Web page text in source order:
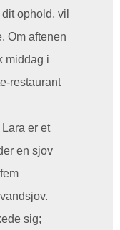
ophold, vil
Om aftenen
middag i
restaurant
er et
en sjov
sig;